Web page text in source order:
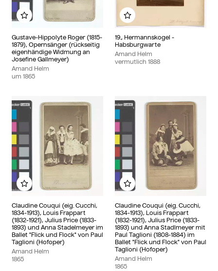
Gustave-Hippolyte Roger (1815-
1879), Opernsänger (rückseitig
eigenhändige Widmung an
Josefine Gallmeyer)
Amand Helm
um 1865
Zu meinem Album hinzufügen
19., Hermannskogel -
Habsburgwarte
Amand Helm
vermutlich 1888
Zu meinem Album
Claudine Couqui (eig. Cucchi,
1834-1913), Louis Frappart
(1832-1921), Julius Price (1833-
1893) und Anna Stadelmeyer im
Ballet "Flick und Flock" von Paul
Taglioni (Hofoper)
Amand Helm
1865
Zu meinem Album hinzufügen
Claudine Couqui (eig. Cucchi,
1834-1913), Louis Frappart
(1832-1921), Julius Price (1833-
1893) und Anna Stadlmeyer mit
Paul Taglioni (1808-1884) im
Ballet "Flick und Flock" von Paul
Taglioni (Hofoper)
Amand Helm
1865
Zu meinem Album